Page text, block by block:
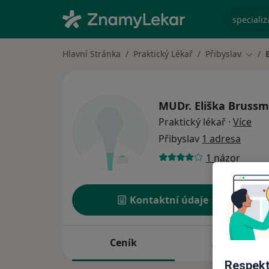
Hlavní Stránka Praktický Lékař Přibyslav
MUDr. Eliška
Praktický lékař · Více
Přibyslav 1 adresa
1 názor
Kontaktní údaje
Ceník Adresy